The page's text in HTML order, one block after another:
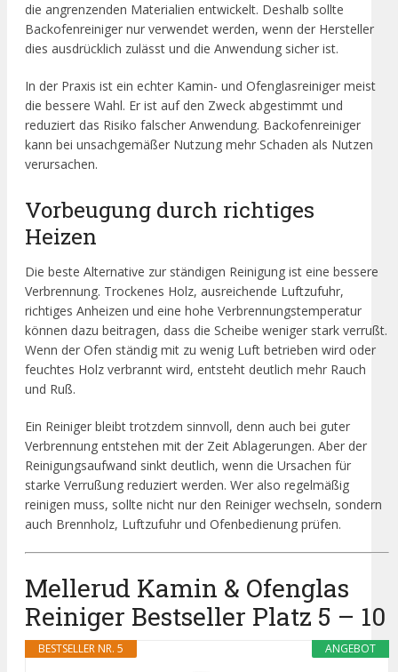
die angrenzenden Materialien entwickelt. Deshalb sollte
Backofenreiniger nur verwendet werden, wenn der Hersteller
dies ausdrücklich zulässt und die Anwendung sicher ist.
In der Praxis ist ein echter Kamin- und Ofenglasreiniger meist
die bessere Wahl. Er ist auf den Zweck abgestimmt und
reduziert das Risiko falscher Anwendung. Backofenreiniger
kann bei unsachgemäßer Nutzung mehr Schaden als Nutzen
verursachen.
Vorbeugung durch richtiges
Heizen
Die beste Alternative zur ständigen Reinigung ist eine bessere
Verbrennung. Trockenes Holz, ausreichende Luftzufuhr,
richtiges Anheizen und eine hohe Verbrennungstemperatur
können dazu beitragen, dass die Scheibe weniger stark verrußt.
Wenn der Ofen ständig mit zu wenig Luft betrieben wird oder
feuchtes Holz verbrannt wird, entsteht deutlich mehr Rauch
und Ruß.
Ein Reiniger bleibt trotzdem sinnvoll, denn auch bei guter
Verbrennung entstehen mit der Zeit Ablagerungen. Aber der
Reinigungsaufwand sinkt deutlich, wenn die Ursachen für
starke Verrußung reduziert werden. Wer also regelmäßig
reinigen muss, sollte nicht nur den Reiniger wechseln, sondern
auch Brennholz, Luftzufuhr und Ofenbedienung prüfen.
Mellerud Kamin & Ofenglas
Reiniger Bestseller Platz 5 – 10
ANGEBOT
BESTSELLER NR. 5